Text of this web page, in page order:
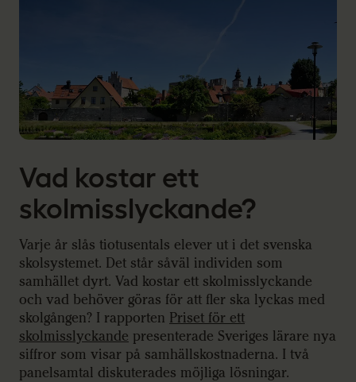
Vad kostar ett
skolmisslyckande?
Varje år slås tiotusentals elever ut i det svenska
skolsystemet. Det står såväl individen som
samhället dyrt. Vad kostar ett skolmisslyckande
och vad behöver göras för att fler ska lyckas med
skolgången? I rapporten Priset för ett
skolmisslyckande presenterade Sveriges lärare nya
siffror som visar på samhällskostnaderna. I två
panelsamtal diskuterades möjliga lösningar.